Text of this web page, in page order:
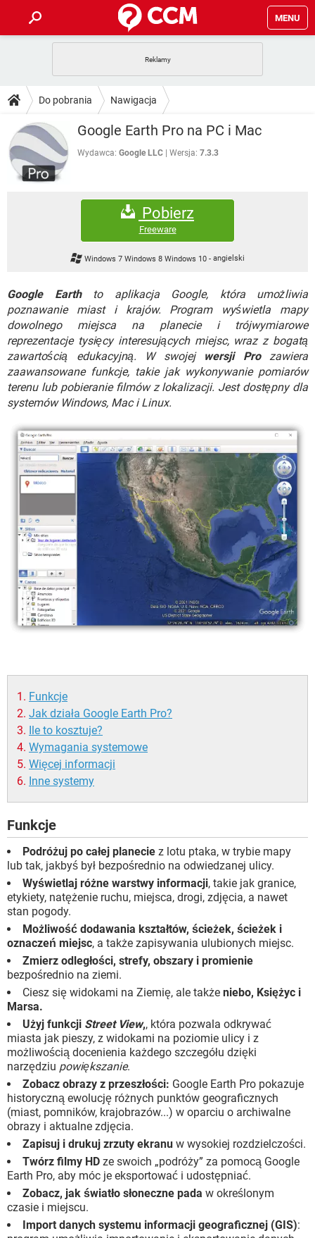
MENU
GRY WHATSAPP
SPOTIFY NETFLIX
INSTAGRAM FACEBOOK
WINDOWS 10
PORADY
PlayStation
SPOTIFY
DO POBRANIA
ANDROID TIKTOK
GRY
NETFLIX
FACEBOOK
FORUM
WHATSAPP
NETFLIX
FACEBOOK
TIKTOK
INSTAGRAM FACEBOOK
WINDOWS 10
Do pobrania Nawigacja
Google Earth Pro na PC i Mac
Wydawca: Google LLC Wersja: 7.3.3
Pobierz
Freeware
Windows 7 Windows 8 Windows 10-angielski
Google Earthto aplikacja Google, która umożliwia
poznawanie miast i krajów. Program wyświetla mapy
dowolnego miejsca na planecie i trójwymiarowe
reprezentacje tysięcy interesujących miejsc, wraz z bogatą
zawartością edukacyjną. W swojej
wersji Prozawiera
zaawansowane funkcje, takie jak wykonywanie pomiarów
terenu lub pobieranie filmów z lokalizacji. Jest dostępny dla
systemów Windows, Mac i Linux.
Funkcje
Jak działa Google Earth Pro?
Ile to kosztuje?
Wymagania systemowe
Więcej informacji
Inne systemy
Funkcje
Podróżuj po całej planecie z lotu ptaka, w trybie mapy
lub tak, jakbyś był bezpośrednio na odwiedzanej ulicy.
Wyświetlaj różne warstwy informacji, takie jak granice,
etykiety, natężenie ruchu, miejsca, drogi, zdjęcia, a nawet
stan pogody.
Możliwość dodawania kształtów, ścieżek, ścieżek i
oznaczeń miejsc, a także zapisywania ulubionych miejsc.
Zmierz odległości, strefy, obszary i promienie
bezpośrednio na ziemi.
Ciesz się widokami na Ziemię, ale także niebo, Księżyc i
Marsa.
Użyj funkcji Street View,, która pozwala odkrywać
miasta jak pieszy, z widokami na poziomie ulicy i z
możliwością docenienia każdego szczegółu dzięki
narzędziu powiększanie.
Zobacz obrazy z przeszłości: Google Earth Pro pokazuje
historyczną ewolucję różnych punktów geograficznych
(miast, pomników, krajobrazów...) w oparciu o archiwalne
obrazy i aktualne zdjęcia.
Zapisuj i drukuj zrzuty ekranu w wysokiej rozdzielczości.
Twórz filmy HD ze swoich „podróży” za pomocą Google
Earth Pro, aby móc je eksportować i udostępniać.
Zobacz, jak światło słoneczne pada w określonym
czasie i miejscu.
Import danych systemu informacji geograficznej (GIS):